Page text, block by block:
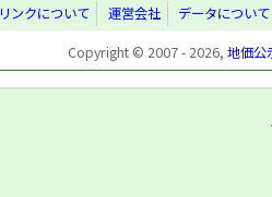
リンクについて
運営会社
データについて
Copyright © 2007 - 2026, 地価公